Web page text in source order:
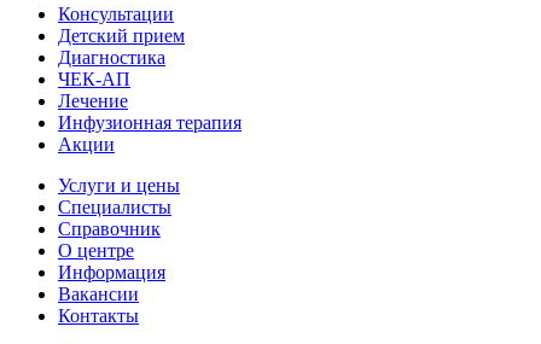
Консультации
Детский прием
Диагностика
ЧЕК-АП
Лечение
Инфузионная терапия
Акции
Услуги и цены
Специалисты
Справочник
О центре
Информация
Вакансии
Контакты